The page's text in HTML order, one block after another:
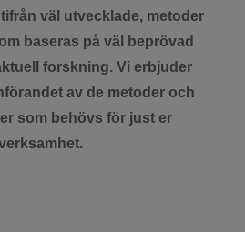
väl utvecklade, metoder
baseras på väl beprövad
forskning. Vi erbjuder
av de metoder och
som behövs för just er